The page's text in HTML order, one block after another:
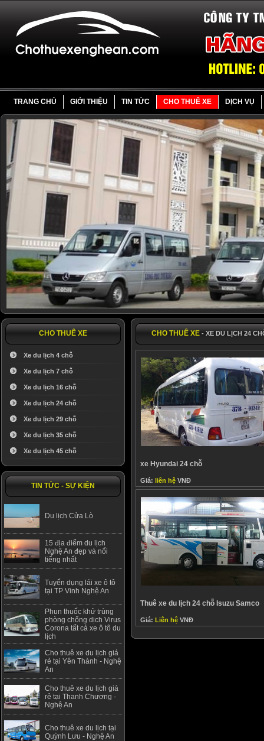
TRANG CHỦ GIỚI THIỆU TIN TỨC CHO THUÊ XE DỊCH VỤ
CHO THUÊ XE
Xe du lịch 4 chỗ
Xe du lịch 7 chỗ
Xe du lịch 16 chỗ
Xe du lịch 24 chỗ
Xe du lịch 29 chỗ
Xe du lịch 35 chỗ
Xe du lịch 45 chỗ
TIN TỨC - SỰ KIỆN
Du lịch Cửa Lò
15 địa điểm du lịch
Nghệ An đẹp và nổi
tiếng nhất
Tuyển dụng lái xe ô tô
tại TP Vinh Nghệ An
Phun thuốc khử trùng
phòng chống dịch Virus
Corona tất cả xe ô tô du
lịch
Cho thuê xe du lịch giá
rẻ tại Yên Thành - Nghệ
An
Cho thuê xe du lịch giá
rẻ tại Thanh Chương -
Nghệ An
Cho thuê xe du lịch tại
Quỳnh Lưu - Nghệ An
CHO THUÊ XE - XE DU LỊCH 24
xe Hyundai 24 chỗ
Giá: liên hệVNĐ
Thuê xe du lịch 24 chỗ Isuzu Samco
Giá: Liên hệVNĐ